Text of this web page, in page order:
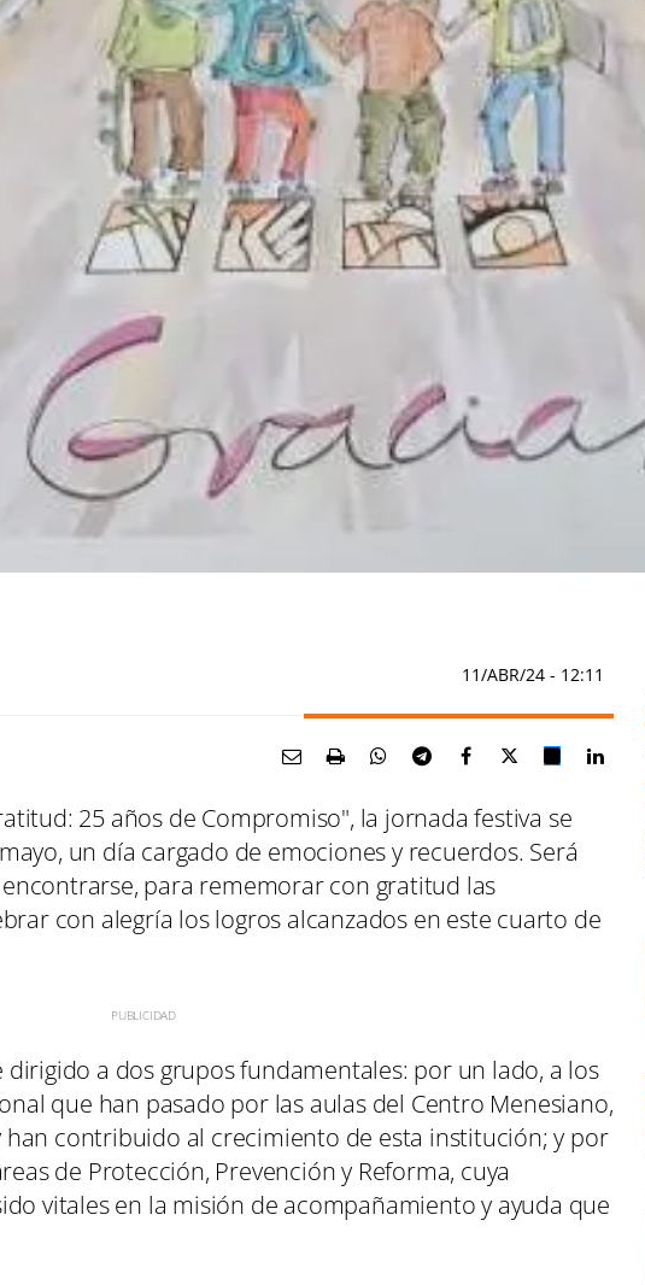
11/ABR/24 - 12:11
25 años de Compromiso", la jornada festiva se
un día cargado de emociones y recuerdos. Será
para rememorar con gratitud las
con alegría los logros alcanzados en este cuarto de
dirigido a dos grupos fundamentales: por un lado, a los
que han pasado por las aulas del Centro Menesiano,
han contribuido al crecimiento de esta institución; y por
de Protección, Prevención y Reforma, cuya
vitales en la misión de acompañamiento y ayuda que